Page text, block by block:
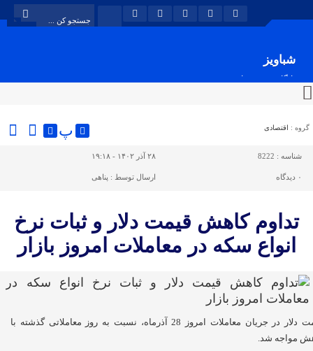
شباویز
پایگاه خبری شباویز
گروه : اقتصادی پ
شناسه : 8222 ۲۸ آذر ۱۴۰۲ - ۱۹:۱۸
۰ دیدگاه ارسال توسط : پناهی
تداوم کاهش قیمت دلار و ثبات نرخ
انواع سکه در معاملات امروز بازار
قیمت دلار در جریان معاملات امروز 28 آذرماه، نسبت به روز معاملاتی گذشته با
مواجه شد.